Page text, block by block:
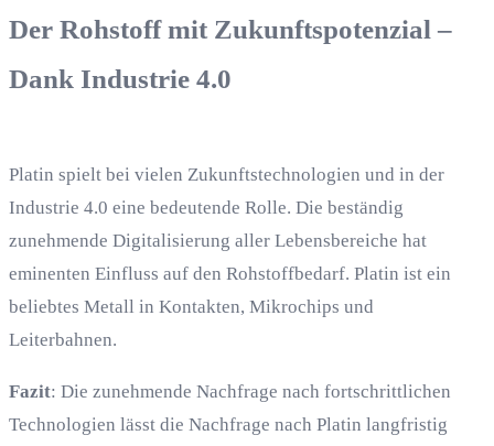
Der Rohstoff mit Zukunftspotenzial –
Dank Industrie 4.0
Platin spielt bei vielen Zukunftstechnologien und in der
Industrie 4.0 eine bedeutende Rolle. Die beständig
zunehmende Digitalisierung aller Lebensbereiche hat
eminenten Einfluss auf den Rohstoffbedarf. Platin ist ein
beliebtes Metall in Kontakten, Mikrochips und
Leiterbahnen.
Fazit: Die zunehmende Nachfrage nach fortschrittlichen
Technologien lässt die Nachfrage nach Platin langfristig